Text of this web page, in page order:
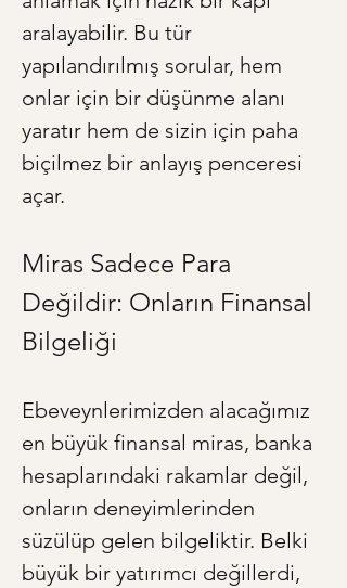
aralayabilir. Bu tür
yapılandırılmış sorular, hem
onlar için bir düşünme alanı
yaratır hem de sizin için paha
biçilmez bir anlayış penceresi
açar.
Miras Sadece Para
Değildir: Onların Finansal
Bilgeliği
Ebeveynlerimizden alacağımız
en büyük finansal miras, banka
hesaplarındaki rakamlar değil,
onların deneyimlerinden
süzülüp gelen bilgeliktir. Belki
büyük bir yatırımcı değillerdi,